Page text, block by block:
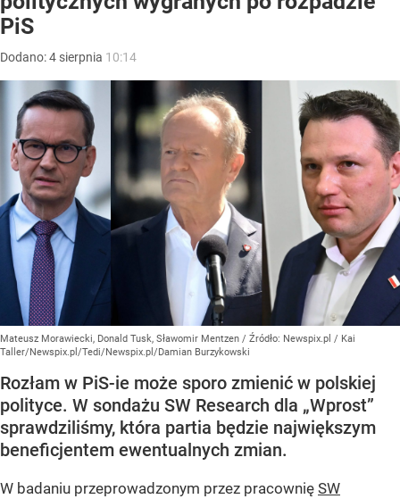
PiS
Dodano:4 sierpnia 10:14
Mateusz Morawiecki, Donald Tusk, Sławomir Mentzen / Źródło: Newspix.pl / Kai
Taller/Newspix.pl/Tedi/Newspix.pl/Damian Burzykowski
Rozłam w PiS-ie może sporo zmienić w polskiej
polityce. W sondażu SW Research dla „Wprost”
sprawdziliśmy, która partia będzie największym
beneficjentem ewentualnych zmian.
W badaniu przeprowadzonym przez pracownię SW